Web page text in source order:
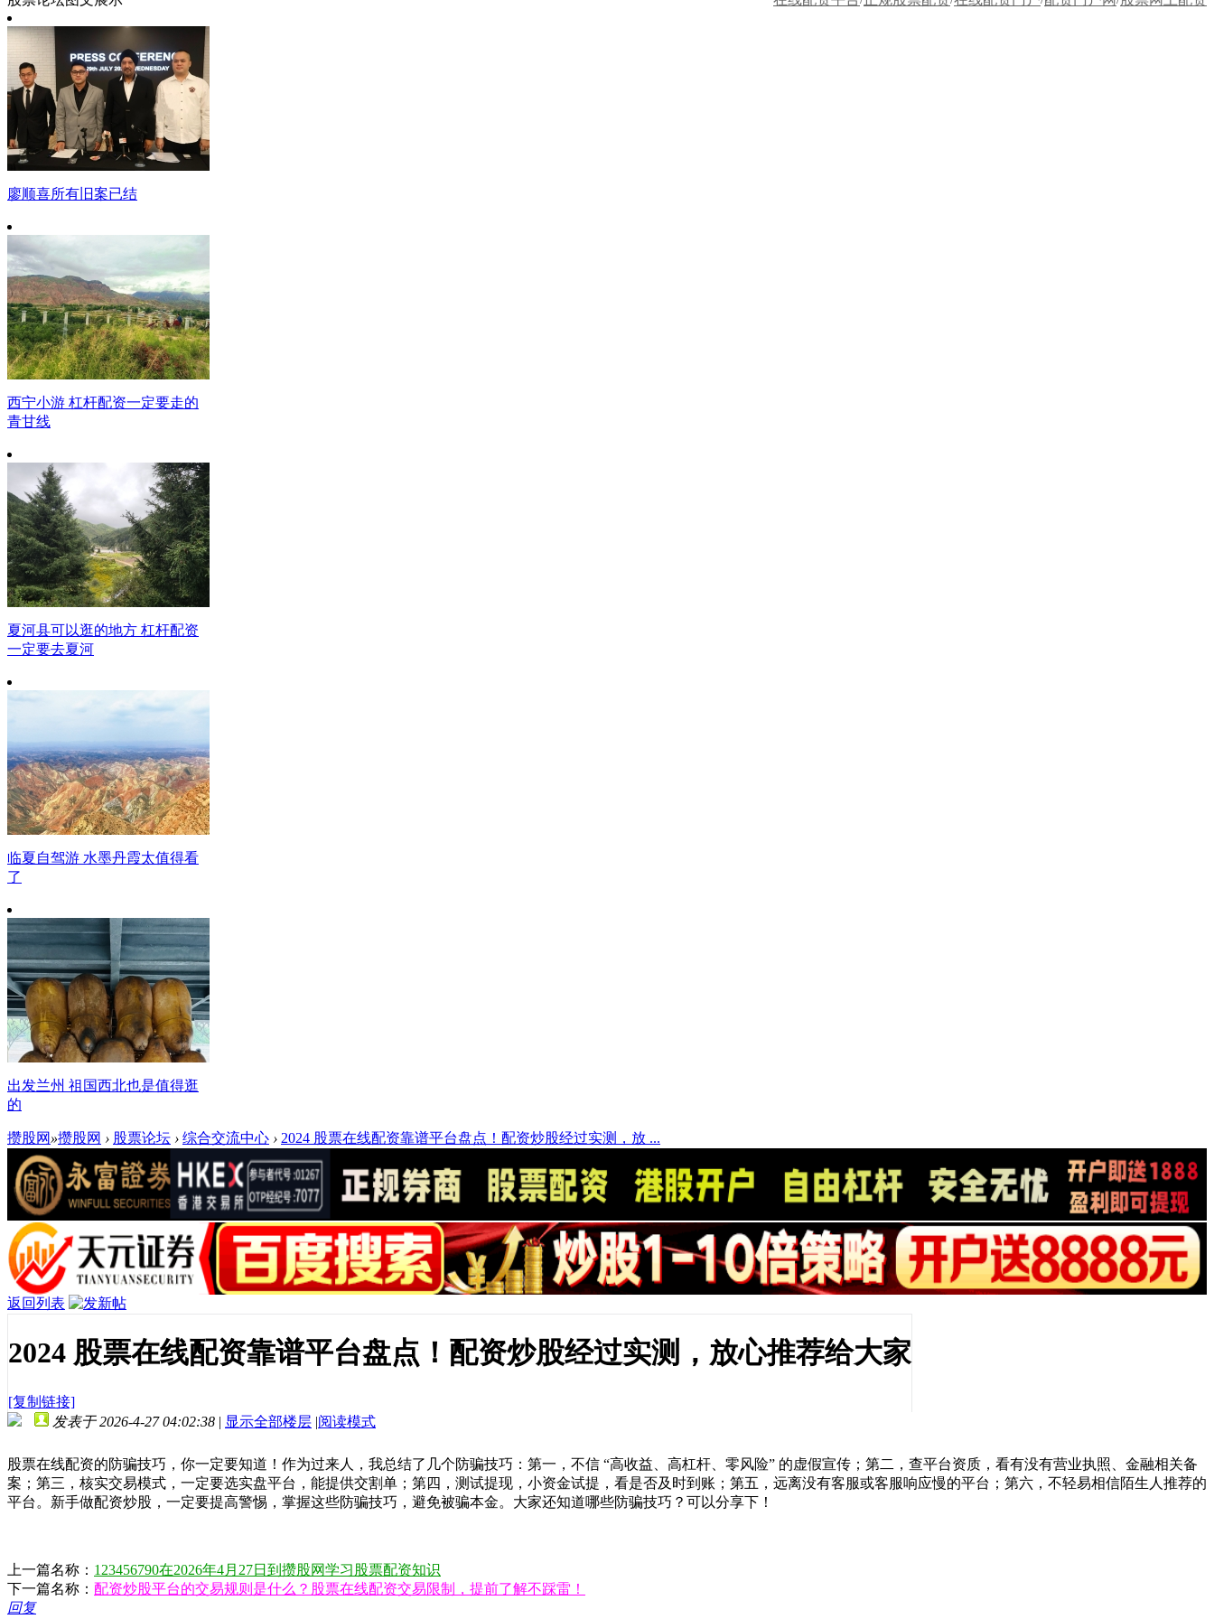
廖顺喜所有旧案已结
西宁小游 杠杆配资一定要走的
青甘线
夏河县可以逛的地方 杠杆配资
一定要去夏河
临夏自驾游 水墨丹霞太值得看
了
出发兰州 祖国西北也是值得逛
的
攒股网 »攒股网 › 股票论坛 › 综合交流中心 › 2024 股票在线配资靠谱平台盘点！配资炒股经过实测，放 ...
返回列表
2024 股票在线配资靠谱平台盘点！配资炒股经过实测，放心推荐给大家
[复制链接]
发表于 2026-4-27 04:02:38 | 显示全部楼层 |阅读模式
股票在线配资的防骗技巧，你一定要知道！作为过来人，我总结了几个防骗技巧：第一，不信 “高收益、高杠杆、零风险” 的虚假宣传；第二，查平台资质，看有没有营业执照、金融相关备
案；第三，核实交易模式，一定要选实盘平台，能提供交割单；第四，测试提现，小资金试提，看是否及时到账；第五，远离没有客服或客服响应慢的平台；第六，不轻易相信陌生人推荐的
平台。新手做配资炒股，一定要提高警惕，掌握这些防骗技巧，避免被骗本金。大家还知道哪些防骗技巧？可以分享下！
上一篇名称： 123456790在2026年4月27日到攒股网学习股票配资知识
下一篇名称： 配资炒股平台的交易规则是什么？股票在线配资交易限制，提前了解不踩雷！
回复